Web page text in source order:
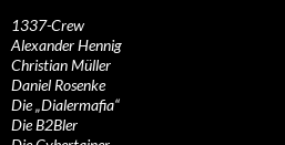
1337-Crew
Alexander Hennig
Christian Müller
Daniel Rosenke
Die „Dialermafia“
Die B2Bler